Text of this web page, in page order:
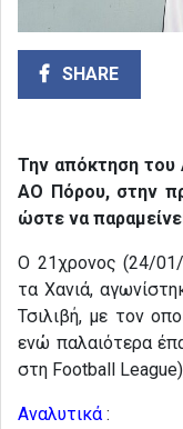
SHARE
Την απόκτηση του
ΑΟ Πόρου, στην
ώστε να
Ο 21χρονος (24/
τα Χανιά,
Τσιλιβή, με τον
ενώ παλαιότερα
στη Football
Αναλυτικά :